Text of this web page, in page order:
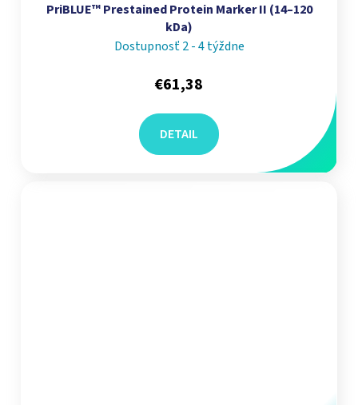
PriBLUE™ Prestained Protein Marker II (14–120
kDa)
Dostupnosť 2 - 4 týždne
€61,38
DETAIL